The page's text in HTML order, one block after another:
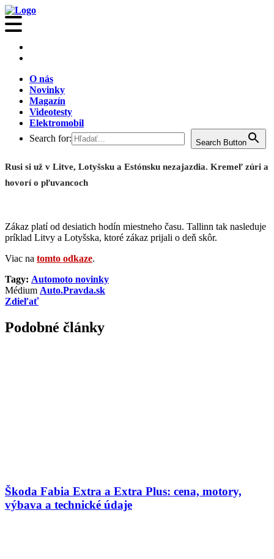
O nás
Novinky
Magazín
Videotesty
Elektromobil
Search for:
Search Button
Rusi si už v Litve, Lotyšsku a Estónsku nezajazdia. Kremeľ zúri a
hovorí o pľuvancoch
Zákaz platí od desiatich hodín miestneho času. Tallinn tak nasleduje
príklad Litvy a Lotyšska, ktoré zákaz prijali o deň skôr.
Viac na tomto odkaze.
Tagy: Automoto novinky
Médium Auto.Pravda.sk
Zdieľať
Podobné články
Škoda Fabia Extra a Extra Plus: cena, motory,
výbava a technické údaje